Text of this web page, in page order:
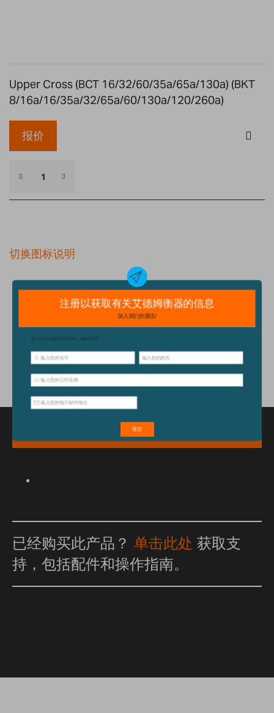
Upper Cross (BCT 16/32/60/35a/65a/130a) (BKT
8/16a/16/35a/32/65a/60/130a/120/260a)
报价
切换图标说明
技术规格
配件
特点和优点
已经购买此产品？ 单击此处 获取支
持，包括配件和操作指南。